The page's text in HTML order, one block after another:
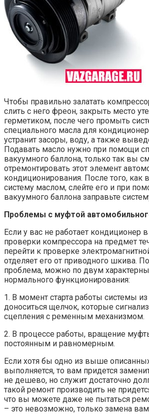
Чтобы правильно залатать
слить с него фреон, закрыть место
герметиком, после чего промыть
специального масла для
устранит засоры, воду, а также
Подавать масло нужно при помощи
вакуумного баллона, только так вы
отремонтировать этот элемент
кондиционирования. После того, как
систему маслом, слейте его и при
вакуумного баллона заправьте
Проблемы с муфтой
Если у вас не работает кондиционер
проверки компрессора на предмет
перейти к проверке
отделяет его от приводного шкива.
проблема, можно по двум
нормального функционирования:
1. В момент старта работы системы
доноситься щелчок, которые
сцепления с ременным механизмом.
2. В процессе работы, вращение
постоянным и равномерным.
Если хотя бы одно из выше
выполняется, то вам придется
не дешево, но служит достаточно
такой ремонт производить не
что вы можете даже не пытаться
– это невозможно, только замена